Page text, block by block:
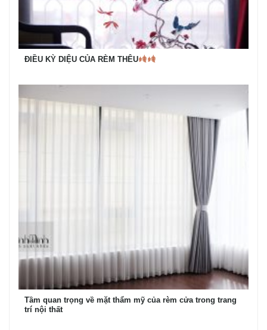
ĐIỀU KỲ DIỆU CỦA RÈM THÊU
Tầm quan trọng về mặt thẩm mỹ của rèm cửa trong trang
trí nội thất